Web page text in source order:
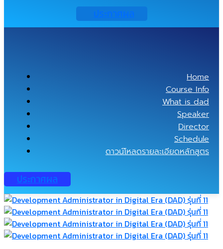
ประกาศผล
Home
Course Info
What is dad
Speaker
Director
Schedule
ดาวน์โหลดรายละเอียดหลักสูตร
ประกาศผล